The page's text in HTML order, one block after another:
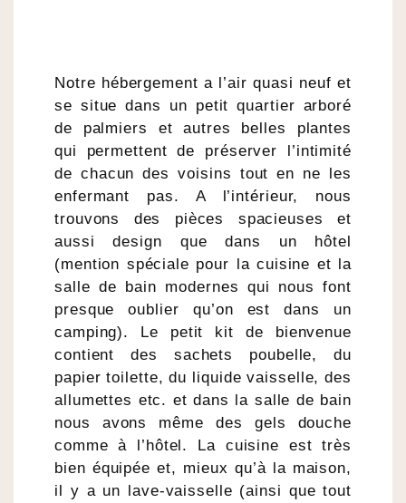
Notre hébergement a l’air quasi neuf et
se situe dans un petit quartier arboré
de palmiers et autres belles plantes
qui permettent de préserver l’intimité
de chacun des voisins tout en ne les
enfermant pas. A l’intérieur, nous
trouvons des pièces spacieuses et
aussi design que dans un hôtel
(mention spéciale pour la cuisine et la
salle de bain modernes qui nous font
presque oublier qu’on est dans un
camping). Le petit kit de bienvenue
contient des sachets poubelle, du
papier toilette, du liquide vaisselle, des
allumettes etc. et dans la salle de bain
nous avons même des gels douche
comme à l’hôtel. La cuisine est très
bien équipée et, mieux qu’à la maison,
il y a un lave-vaisselle (ainsi que tout